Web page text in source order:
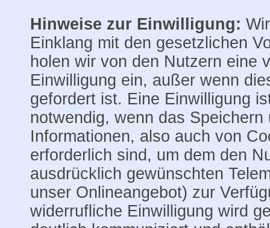
Hinweise zur Einwilligung:
Einklang mit den gesetzlichen
holen wir von den Nutzern eine
Einwilligung ein, außer wenn
gefordert ist. Eine Einwilligung
notwendig, wenn das
Informationen, also auch von
erforderlich sind, um dem den
ausdrücklich gewünschten
unser Onlineangebot) zur
widerrufliche Einwilligung wird